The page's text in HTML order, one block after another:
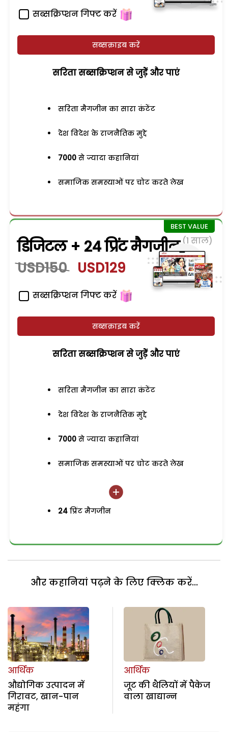
सब्सक्रिप्शन गिफ्ट करें
सब्सक्राइब करें
सरिता सब्सक्रिप्शन से जुड़ेें और पाएं
सरिता मैगजीन का सारा कंटेंट
देश विदेश के राजनैतिक मुद्दे
7000 से ज्यादा कहानियां
समाजिक समस्याओं पर चोट करते लेख
डिजिटल + 24 प्रिंट मैगजीन (1 साल)
USD150 USD129
सब्सक्रिप्शन गिफ्ट करें
सब्सक्राइब करें
सरिता सब्सक्रिप्शन से जुड़ेें और पाएं
सरिता मैगजीन का सारा कंटेंट
देश विदेश के राजनैतिक मुद्दे
7000 से ज्यादा कहानियां
समाजिक समस्याओं पर चोट करते लेख
24 प्रिंट मैगजीन
और कहानियां पढ़ने के लिए क्लिक करें...
आर्थिक
औद्योगिक उत्पादन में
गिरावट, खान-पान
महंगा
आर्थिक
जूट की थैलियों में पैकेज
वाला खाद्यान्न